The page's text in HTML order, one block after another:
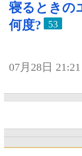
寝るときの
何度?
53
07月28日 21:21